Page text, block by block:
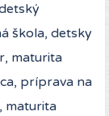
škola, detsky
maturita
príprava na
maturita